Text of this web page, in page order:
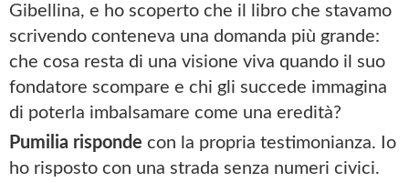
Gibellina, e ho scoperto che il libro che stavamo
scrivendo conteneva una domanda più grande:
che cosa resta di una visione viva quando il suo
fondatore scompare e chi gli succede immagina
di poterla imbalsamare come una eredità?
Pumilia risponde con la propria testimonianza. Io
ho risposto con una strada senza numeri civici.